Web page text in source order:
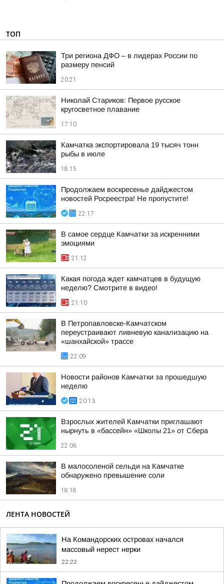
ТОП
Три региона ДФО – в лидерах России по
размеру пенсий
20:21
Николай Стариков: Первое русское
кругосветное плавание
17:10
Камчатка экспортировала 19 тысяч тонн
рыбы в июле
18:15
Продолжаем воскресенье дайджестом
новостей Росреестра! Не пропустите!
22:17
В самое сердце Камчатки за искренними
эмоциями
21:12
Какая погода ждет камчатцев в будущую
неделю? Cмотрите в видео!
21:10
В Петропавловске-Камчатском
переустраивают ливневую канализацию на
«шанхайской» трассе
22:09
Новости районов Камчатки за прошедшую
неделю
20:13
Взрослых жителей Камчатки приглашают
нырнуть в «бассейн» «Школы 21» от Сбера
22:06
В малосоленой сельди на Камчатке
обнаружено превышение соли
18:18
ЛЕНТА НОВОСТЕЙ
На Командорских островах начался
массовый нерест нерки
22:22